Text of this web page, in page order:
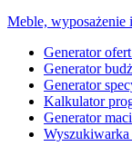
Meble, wyposażenie
Generator
Generator
Generator
Kalkulator
Generator
Wyszukiwarka